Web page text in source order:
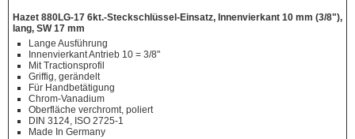
Hazet 880LG-17 6kt.-Steckschlüssel-Einsatz, Innenvierkant 10 mm (3/8"),
lang, SW 17 mm
Lange Ausführung
Innenvierkant Antrieb 10 = 3/8"
Mit Tractionsprofil
Griffig, gerändelt
Für Handbetätigung
Chrom-Vanadium
Oberfläche verchromt, poliert
DIN 3124, ISO 2725-1
Made In Germany